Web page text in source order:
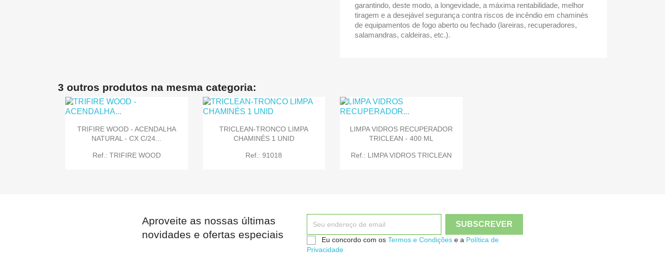
garantindo, deste modo, a longevidade, a máxima rentabilidade, melhor
tiragem e a desejável segurança contra riscos de incêndio em chaminés
de equipamentos de fogo aberto ou fechado (lareiras, recuperadores,
salamandras, caldeiras, etc.).
3 outros produtos na mesma categoria:
TRIFIRE WOOD - ACENDALHA
NATURAL - CX C/24...
Ref.: TRIFIRE WOOD
TRICLEAN-TRONCO LIMPA
CHAMINÉS 1 UNID
Ref.: 91018
 Quick view
LIMPA VIDROS RECUPERADOR
TRICLEAN - 400 ML
Ref.: LIMPA VIDROS TRICLEAN

Aproveite as nossas últimas
novidades e ofertas especiais
Eu concordo com osTermos e Condições e a Política de
Privacidade